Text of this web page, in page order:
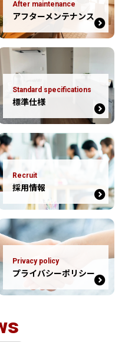
After maintenance
アフターメンテナンス
Standard specifications
標準仕様
Recruit
採用情報
Privacy policy
プライバシーポリシー